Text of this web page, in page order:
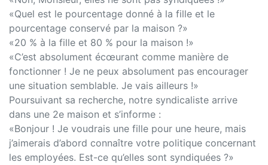
«Quel est le pourcentage donné à la fille et le
pourcentage conservé par la maison ?»
«20 % à la fille et 80 % pour la maison !»
«C’est absolument écœurant comme manière de
fonctionner ! Je ne peux absolument pas encourager
une situation semblable. Je vais ailleurs !»
Poursuivant sa recherche, notre syndicaliste arrive
dans une 2e maison et s’informe :
«Bonjour ! Je voudrais une fille pour une heure, mais
j’aimerais d’abord connaître votre politique concernant
les employées. Est-ce qu’elles sont syndiquées ?»